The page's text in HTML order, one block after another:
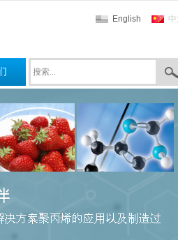
English